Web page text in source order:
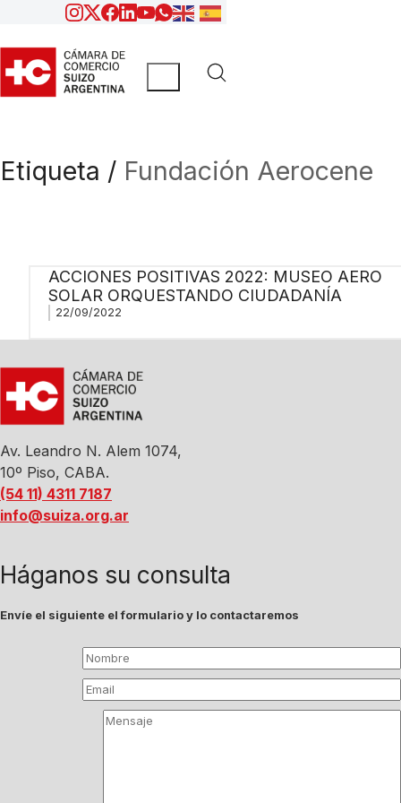
Etiqueta / Fundación Aerocene
ACCIONES POSITIVAS 2022: MUSEO AERO
SOLAR ORQUESTANDO CIUDADANÍA
22/09/2022
Av. Leandro N. Alem 1074,
10º Piso, CABA.
(54 11) 4311 7187
info@suiza.org.ar
Háganos su consulta
Envíe el siguiente el formulario y lo contactaremos